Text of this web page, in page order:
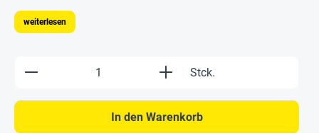
weiterlesen
Produkt Anzahl: Gib den gewünschten
Stck.
In den Warenkorb